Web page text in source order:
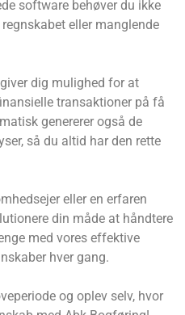
software behøver du ikke
eller manglende
dig mulighed for at
transaktioner på få
genererer også de
så du altid har den rette
eller en erfaren
din måde at håndtere
med vores effektive
hver gang.
og oplev selv, hvor